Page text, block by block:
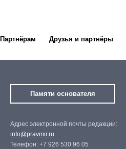
Партнёрам Друзья и партнёры
Памяти основателя
Адрес электронной почты редакции:
info@pravmir.ru
Телефон: +7 926 530 96 05